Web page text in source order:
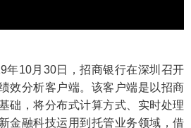
10月30日，招商银行在深圳召开
效分析客户端。该客户端是以招商
础，将分布式计算方式、实时处理
金融科技运用到托管业务领域，借